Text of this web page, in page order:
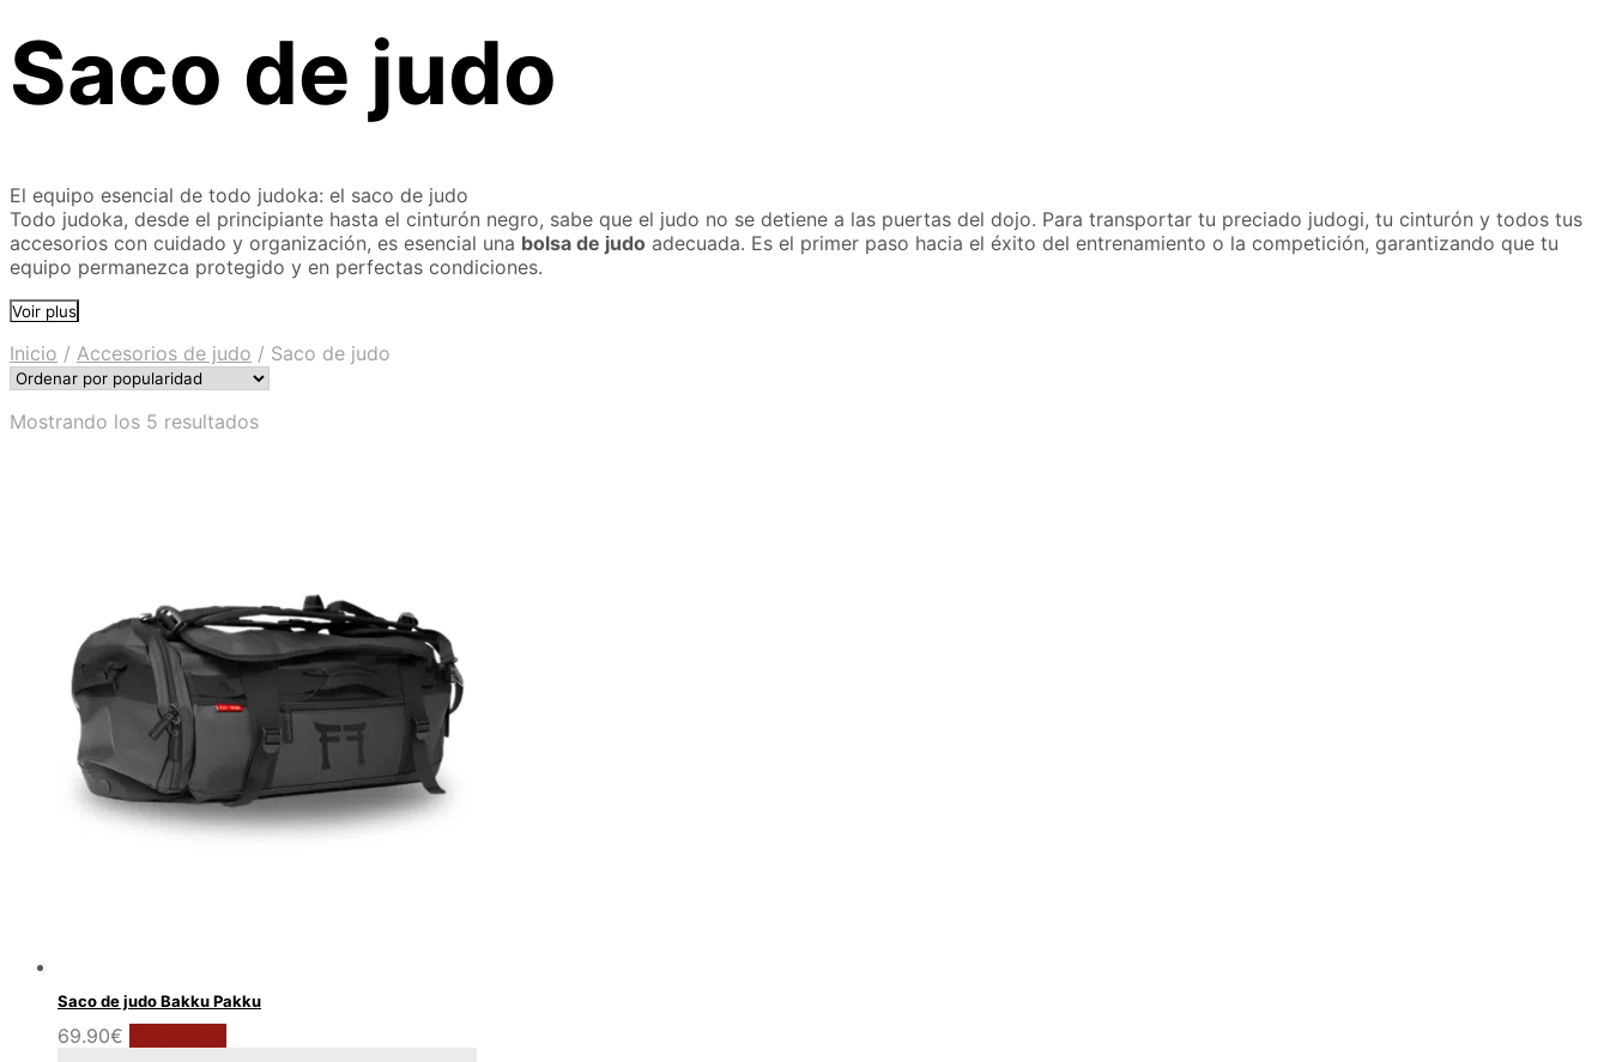
Saco de judo
El equipo esencial de todo judoka: el saco de judo
Todo judoka, desde el principiante hasta el cinturón negro, sabe que el judo no se detiene a las puertas del dojo. Para transportar tu preciado judogi, tu cinturón y todos tus
accesorios con cuidado y organización, es esencial una bolsa de judo adecuada. Es el primer paso hacia el éxito del entrenamiento o la competición, garantizando que tu
equipo permanezca protegido y en perfectas condiciones.
Voir plus
Inicio / Accesorios de judo / Saco de judo
Mostrando los 5 resultadosOrdenado
Saco de judo Bakku Pakku
69.90€